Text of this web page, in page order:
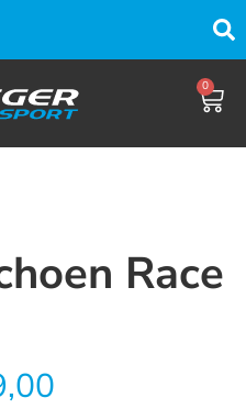
0
Race